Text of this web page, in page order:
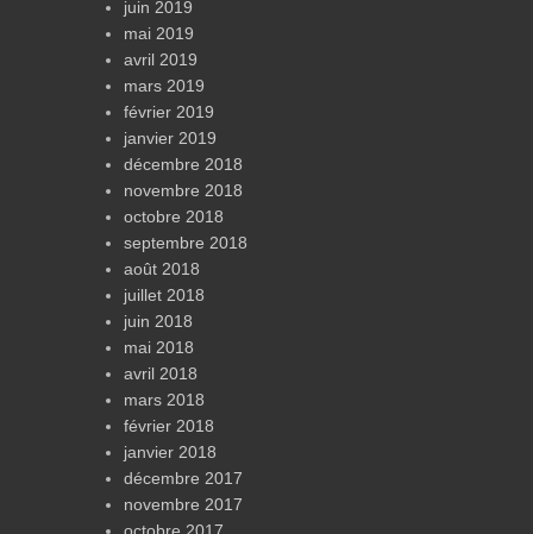
juin 2019
mai 2019
avril 2019
mars 2019
février 2019
janvier 2019
décembre 2018
novembre 2018
octobre 2018
septembre 2018
août 2018
juillet 2018
juin 2018
mai 2018
avril 2018
mars 2018
février 2018
janvier 2018
décembre 2017
novembre 2017